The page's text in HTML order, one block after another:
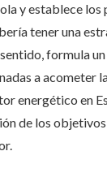
y establece los
tener una
formula
a acometer
energético en
de los